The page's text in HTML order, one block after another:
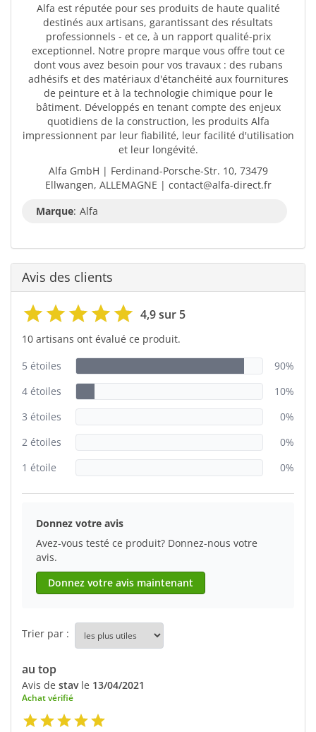
Alfa est réputée pour ses produits de haute qualité
destinés aux artisans, garantissant des résultats
professionnels - et ce, à un rapport qualité-prix
exceptionnel. Notre propre marque vous offre tout ce
dont vous avez besoin pour vos travaux : des rubans
adhésifs et des matériaux d'étanchéité aux fournitures
de peinture et à la technologie chimique pour le
bâtiment. Développés en tenant compte des enjeux
quotidiens de la construction, les produits Alfa
impressionnent par leur fiabilité, leur facilité d'utilisation
et leur longévité.
Alfa GmbH | Ferdinand-Porsche-Str. 10, 73479
Ellwangen, ALLEMAGNE | contact@alfa-direct.fr
Marque: Alfa
Avis des clients
4,9 sur 5
10 artisans ont évalué ce produit.
5 étoiles
90%
4 étoiles
10%
3 étoiles
0%
2 étoiles
0%
1 étoile
0%
Donnez votre avis
Avez-vous testé ce produit? Donnez-nous votre
avis.
Donnez votre avis maintenant
Trier par :
au top
Avis de stavle 13/04/2021
Achat vérifié